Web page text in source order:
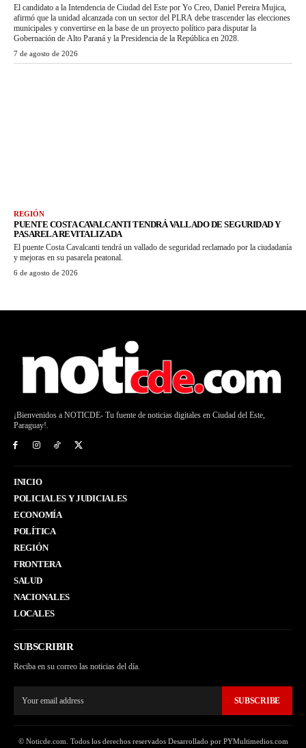
El candidato a la Intendencia de Ciudad del Este por Yo Creo, Daniel Pereira Mujica,
afirmó que la unidad alcanzada con un sector del PLRA debe trascender las elecciones
municipales y convertirse en la base de un proyecto político para disputar la
Gobernación de Alto Paraná y la Presidencia de la República en 2028.
7 de agosto de 2026
REGIÓN
PUENTE COSTA CAVALCANTI TENDRÁ VALLADO DE SEGURIDAD Y
PASARELA REVITALIZADA
El puente Costa Cavalcanti tendrá un vallado de seguridad reclamado por la ciudadanía
y mejoras en su pasarela peatonal.
6 de agosto de 2026
¡Bienvenidos a NOTICDE- Tu fuente de noticias digitales en Ciudad del Este,
Paraguay!.
INICIO
POLICIALES Y JUDICIALES
ECONOMÍA
POLÍTICA
REGIÓN
FRONTERA
SALUD
NACIONALES
LOCALES
SUBSCRIBIR
Reciba en su correo las noticias del día.
SUBSCRIBE
© Noticde.com. Todos los derechos reservados Desarrollado por PYMultimedios.com